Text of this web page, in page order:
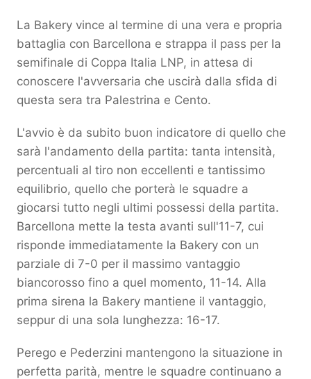
La Bakery vince al termine di una vera e propria
battaglia con Barcellona e strappa il pass per la
semifinale di Coppa Italia LNP, in attesa di
conoscere l'avversaria che uscirà dalla sfida di
questa sera tra Palestrina e Cento.
L'avvio è da subito buon indicatore di quello che
sarà l'andamento della partita: tanta intensità,
percentuali al tiro non eccellenti e tantissimo
equilibrio, quello che porterà le squadre a
giocarsi tutto negli ultimi possessi della partita.
Barcellona mette la testa avanti sull'11-7, cui
risponde immediatamente la Bakery con un
parziale di 7-0 per il massimo vantaggio
biancorosso fino a quel momento, 11-14. Alla
prima sirena la Bakery mantiene il vantaggio,
seppur di una sola lunghezza: 16-17.
Perego e Pederzini mantengono la situazione in
perfetta parità, mentre le squadre continuano a